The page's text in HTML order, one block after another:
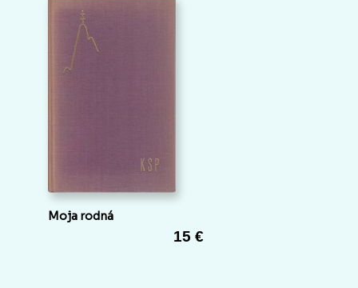
Moja rodná
15 €